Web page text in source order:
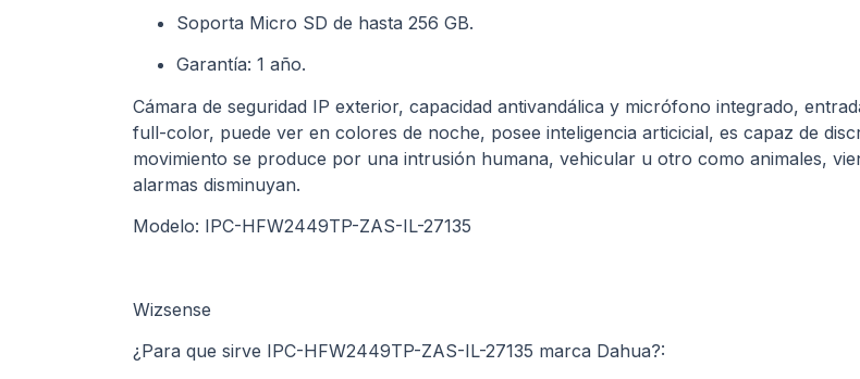
Soporta Micro SD de hasta 256 GB.
Garantía: 1 año.
Cámara de seguridad IP exterior, capacidad antivandálica y micrófono integrado,
full-color, puede ver en colores de noche, posee inteligencia articicial, es capaz de
movimiento se produce por una intrusión humana, vehicular u otro como animales,
alarmas disminuyan.
Modelo: IPC-HFW2449TP-ZAS-IL-27135
Wizsense
¿Para que sirve IPC-HFW2449TP-ZAS-IL-27135 marca Dahua?: